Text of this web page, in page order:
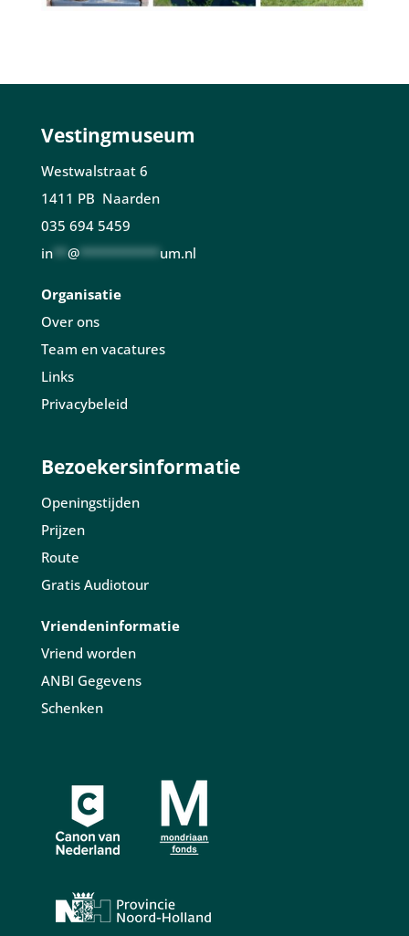
Vestingmuseum
Westwalstraat 6
1411 PB Naarden
035 694 5459
in** @*********** um.nl
Organisatie
Over ons
Team en vacatures
Links
Privacybeleid
Bezoekersinformatie
Openingstijden
Prijzen
Route
Gratis Audiotour
Vriendeninformatie
Vriend worden
ANBI Gegevens
Schenken